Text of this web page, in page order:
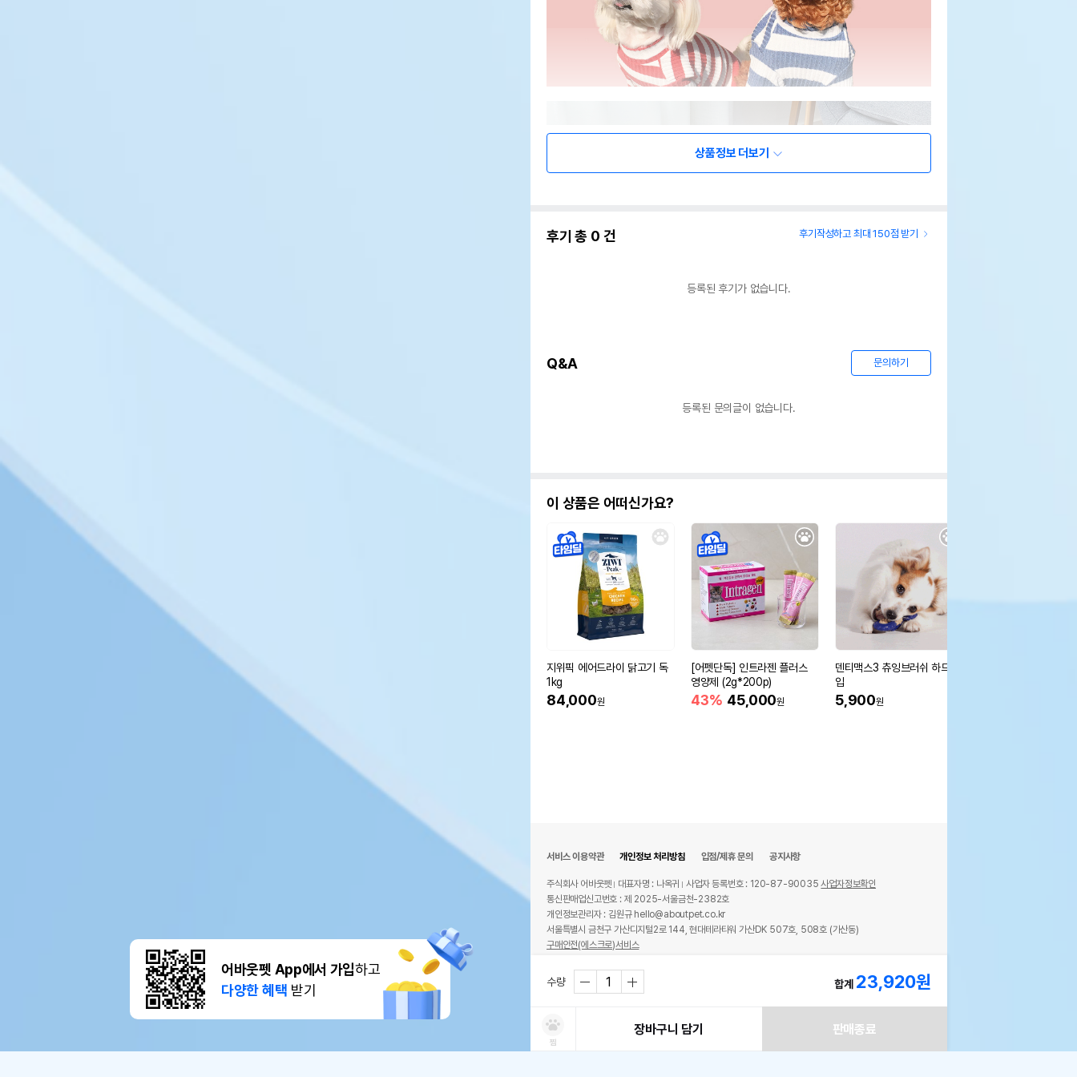
어바웃펫 App에서 가입하고
다양한 혜택 받기
상품정보 더보기
후기 총 0 건 후기작성하고 최대 150점 받기
등록된 후기가 없습니다.
Q&A 문의하기
등록된 문의글이 없습니다.
이 상품은 어떠신가요?
지위픽 에어드라이 닭고기 독
1kg
84,000원
[어펫단독] 인트라젠 플러스
영양제 (2g*200p)
43% 45,000원
덴티맥스3 츄잉브러쉬 하드타
입
5,900원
수량 합계 23,920원
찜
장바구니 담기 판매종료
서비스 이용약관 개인정보 처리방침 입점/제휴 문의 공지사항
주식회사 어바웃펫 대표자명 : 나옥귀 사업자 등록번호 : 120-87-90035사업자정보확인
통신판매업신고번호 : 제 2025-서울금천-2382호
개인정보관리자 : 김원규 hello@aboutpet.co.kr
서울특별시 금천구 가산디지털2로 144, 현대테라타워 가산DK 507호, 508호 (가산동)
구매안전(에스크로)서비스